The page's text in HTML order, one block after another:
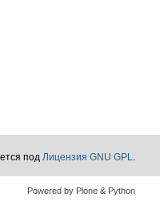
подЛицензия GNU GPL.
Powered by Plone & Python